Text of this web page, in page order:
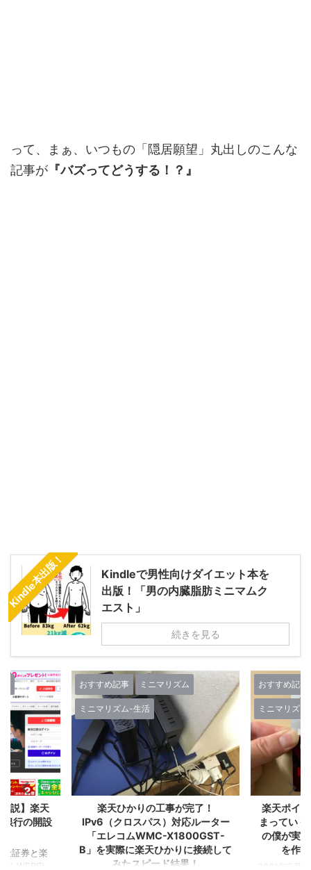
って、まぁ、いつもの「隠居願望」丸出しのこんな
記事が 『バズってどうする！？』
Kindle本出版！
Kindleで男性向けダイエット本を
出版！「男の内臓脂肪ミニマムク
エスト」
続きを見る
完了！
ルーター
接続して
！
おすすめ記事 ミニマリズム
ミニマリズム-生活
楽天ポイントが自動でどんどん貯
まっていく！『楽天経済圏2年生』
の僕が実感した誰もが楽天カード
を作るべき１２の理由！
2021年5月に▼『楽天経済圏』で生き
おすすめ記事
ミニマリズ
人生-考え方
Kindle本
る！増や
ら『楽
お金が貯ま